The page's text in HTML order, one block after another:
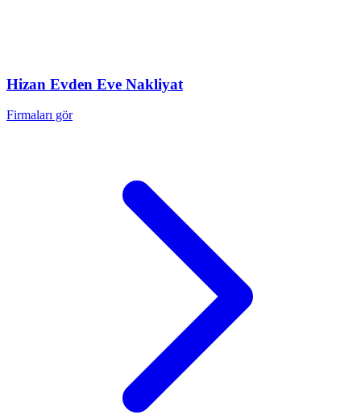
Hizan Evden Eve Nakliyat
Firmaları gör